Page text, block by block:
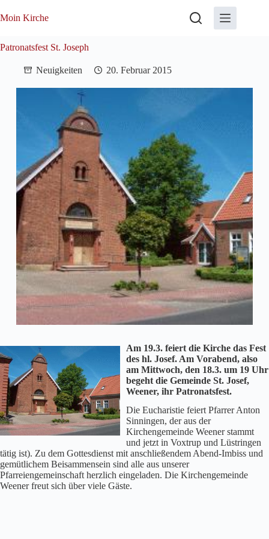
Inhalt
Moin Kirche
Patronatsfest St. Joseph
Neuigkeiten 20. Februar 2015
Am 19.3. feiert die Kirche das Fest
des hl. Josef. Am Vorabend, also
am Mittwoch, den 18.3. um 19 Uhr
begeht die Gemeinde St. Josef,
Weener, ihr Patronatsfest.
Die Eucharistie feiert Pfarrer Anton
Sinningen, der aus der
Kirchengemeinde Weener stammt
und jetzt in Voxtrup und Lüstringen
tätig ist). Zu dem Gottesdienst mit anschließendem Abend-Imbiss und
gemütlichem Beisammensein sind alle aus unserer
Pfarreiengemeinschaft herzlich eingeladen. Die Kirchengemeinde
Weener freut sich über viele Gäste.